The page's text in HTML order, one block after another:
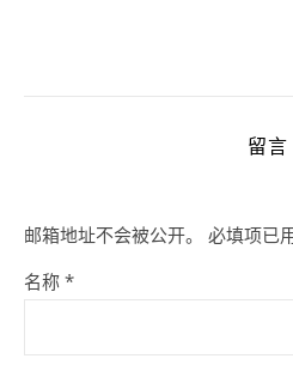
留言
邮箱地址不会被公开。 必填项已
名称 *